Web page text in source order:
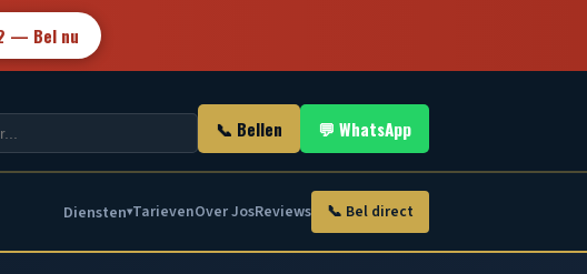
— Bel nu
📞 Bellen 💬 WhatsApp
Diensten▾TarievenOver JosReviews 📞 Bel direct